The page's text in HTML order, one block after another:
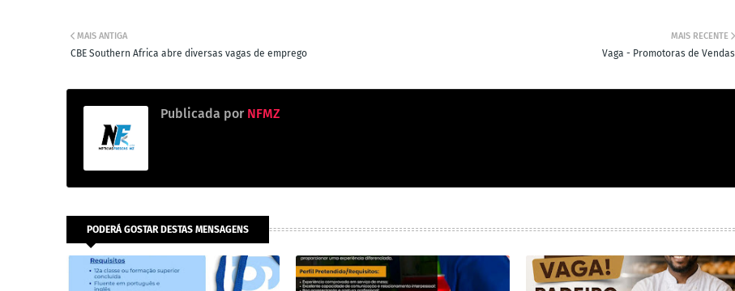
MAIS RECENTE
Vaga - Promotoras de Vendas
MAIS ANTIGA
CBE Southern Africa abre diversas vagas de emprego
Publicada por NFMZ
PODERÁ GOSTAR DESTAS MENSAGENS